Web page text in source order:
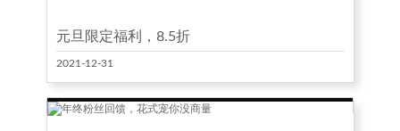
元旦限定福利，8.5折
2021-12-31